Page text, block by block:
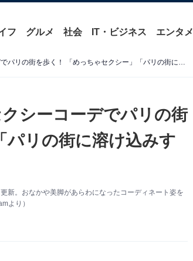
フ グルメ 社会 IT・ビジネス エンタメ
兒玉遥、おなか＆美脚あらわなセクシーコーデでパリの街を歩く！ 「めっちゃセクシー」「パリの街に溶け込みすぎ」
シーコーデでパリの街
パリの街に溶け込みす
新。おなかや美脚があらわになったコーディネート姿を
より）